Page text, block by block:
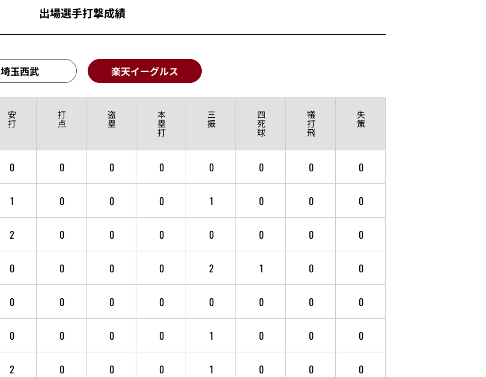
出場選手打撃成績
埼玉西武 楽天イーグルス
安
打
打
点
盗
塁
本
塁
打
三
振
四
死
球
犠
打
飛
失
策
0 0 0 0 0 0 0 0
1 0 0 0 1 0 0 0
2 0 0 0 0 0 0 0
0 0 0 0 2 1 0 0
0 0 0 0 0 0 0 0
0 0 0 0 1 0 0 0
2 0 0 0 1 0 0 0